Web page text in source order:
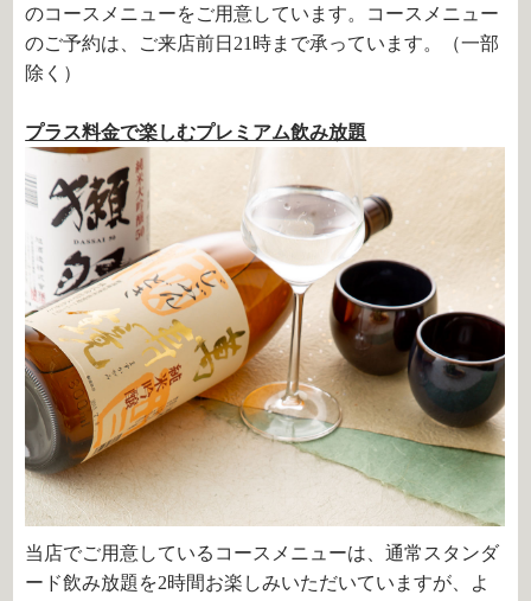
のコースメニューをご用意しています。コースメニュー
のご予約は、ご来店前日21時まで承っています。（一部
除く）
プラス料金で楽しむプレミアム飲み放題
当店でご用意しているコースメニューは、通常スタンダ
ード飲み放題を2時間お楽しみいただいていますが、よ